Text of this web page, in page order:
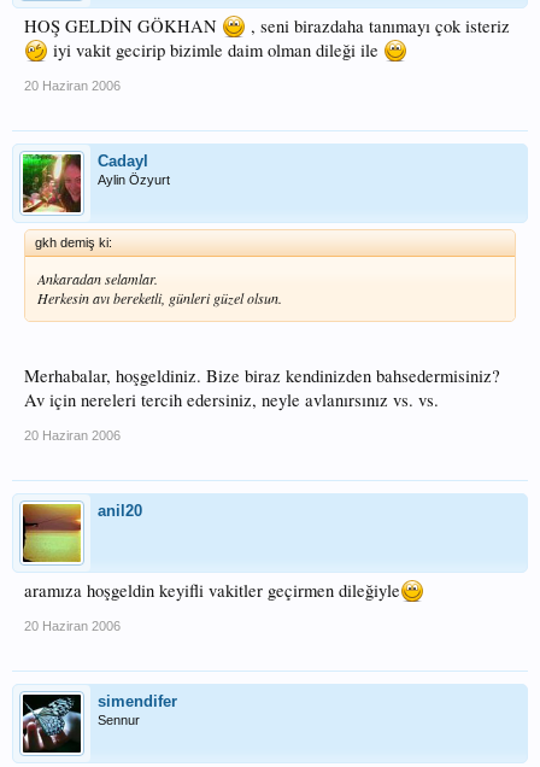
HOŞ GELDİN GÖKHAN
, seni birazdaha tanımayı çok isteriz
iyi vakit gecirip bizimle daim olman dileği ile
20 Haziran 2006
Cadayl
Aylin Özyurt
gkh demiş ki:
Ankaradan selamlar.
Herkesin avı bereketli, günleri güzel olsun.
Merhabalar, hoşgeldiniz. Bize biraz kendinizden bahsedermisiniz?
Av için nereleri tercih edersiniz, neyle avlanırsınız vs. vs.
20 Haziran 2006
anil20
aramıza hoşgeldin keyifli vakitler geçirmen dileğiyle
20 Haziran 2006
simendifer
Sennur